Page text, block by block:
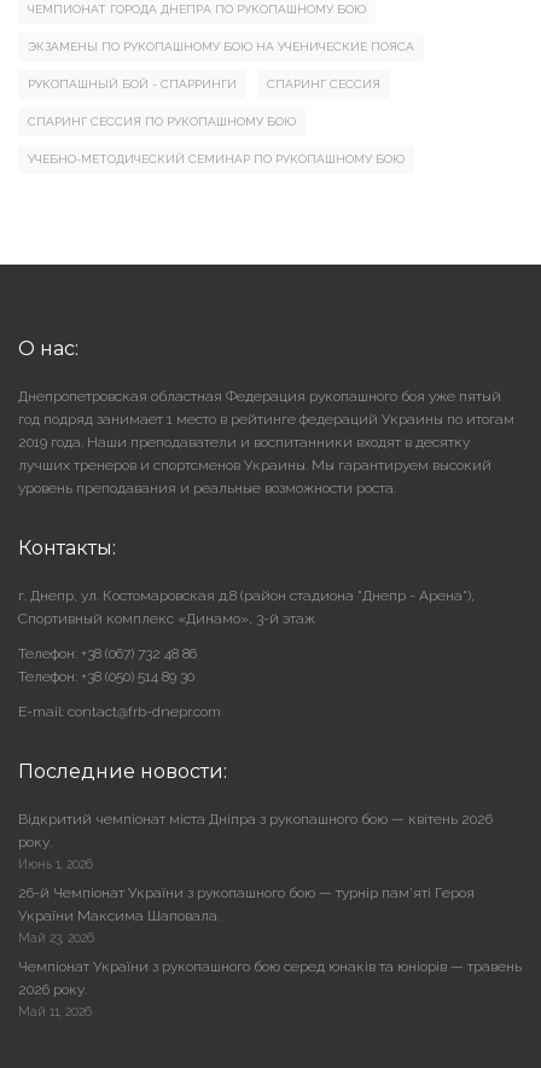
ЧЕМПИОНАТ ГОРОДА ДНЕПРА ПО РУКОПАШНОМУ БОЮ
ЭКЗАМЕНЫ ПО РУКОПАШНОМУ БОЮ НА УЧЕНИЧЕСКИЕ ПОЯСА
РУКОПАШНЫЙ БОЙ - СПАРРИНГИ СПАРИНГ СЕССИЯ
СПАРИНГ СЕССИЯ ПО РУКОПАШНОМУ БОЮ
УЧЕБНО-МЕТОДИЧЕСКИЙ СЕМИНАР ПО РУКОПАШНОМУ БОЮ
О нас:
Днепропетровская областная Федерация рукопашного боя уже пятый
год подряд занимает 1 место в рейтинге федераций Украины по итогам
2019 года. Наши преподаватели и воспитанники входят в десятку
лучших тренеров и спортсменов Украины. Мы гарантируем высокий
уровень преподавания и реальные возможности роста.
Контакты:
г. Днепр, ул. Костомаровская д.8 (район стадиона "Днепр - Арена"),
Cпортивный комплекс «Динамо», 3-й этаж
Телефон: +38 (067) 732 48 86
Телефон: +38 (050) 514 89 30
E-mail: contact@frb-dnepr.com
Последние новости:
Відкритий чемпіонат міста Дніпра з рукопашного бою — квітень 2026
року.
Июнь 1, 2026
26-й Чемпіонат України з рукопашного бою — турнір пам’яті Героя
України Максима Шаповала.
Май 23, 2026
Чемпіонат України з рукопашного бою серед юнаків та юніорів — травень
2026 року.
Май 11, 2026